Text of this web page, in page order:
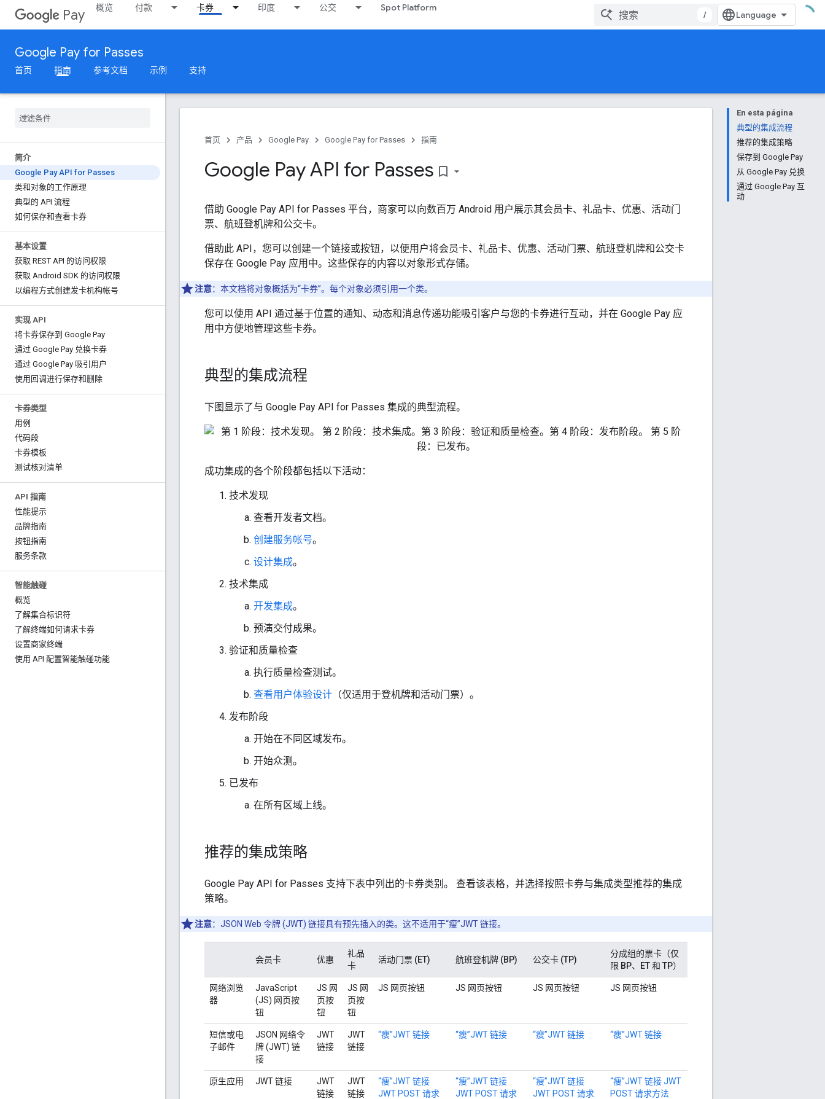
Pay 概览 付款 卡券 印度 公交 Spot Platform
/
Google Pay for Passes
首页 指南 参考文档 示例 支持
简介
Google Pay API for Passes
类和对象的工作原理
典型的 API 流程
如何保存和查看卡券
基本设置
获取 REST API 的访问权限
获取 Android SDK 的访问权限
以编程方式创建发卡机构帐号
实现 API
将卡券保存到 Google Pay
通过 Google Pay 兑换卡券
通过 Google Pay 吸引用户
使用回调进行保存和删除
卡券类型
用例
代码段
卡券模板
测试核对清单
API 指南
性能提示
品牌指南
按钮指南
服务条款
智能触碰
概览
了解集合标识符
了解终端如何请求卡券
设置商家终端
使用 API 配置智能触碰功能
En esta página
典型的集成流程
推荐的集成策略
保存到 Google Pay
从 Google Pay 兑换
通过 Google Pay 互
动
首页 产品 Google Pay Google Pay for Passes 指南
Google Pay API for Passes bookmark_border
借助 Google Pay API for Passes 平台，商家可以向数百万 Android 用户展示其会员卡、礼品卡、优惠、活动门
票、航班登机牌和公交卡。
借助此 API，您可以创建一个链接或按钮，以便用户将会员卡、礼品卡、优惠、活动门票、航班登机牌和公交卡
保存在 Google Pay 应用中。这些保存的内容以对象形式存储。
注意：本文档将对象概括为“卡券”。每个对象必须引用一个类。
您可以使用 API 通过基于位置的通知、动态和消息传递功能吸引客户与您的卡券进行互动，并在 Google Pay 应
用中方便地管理这些卡券。
典型的集成流程
下图显示了与 Google Pay API for Passes 集成的典型流程。
成功集成的各个阶段都包括以下活动：
技术发现
查看开发者文档。
创建服务帐号。
设计集成。
技术集成
开发集成。
预演交付成果。
验证和质量检查
执行质量检查测试。
查看用户体验设计 （仅适用于登机牌和活动门票）。
发布阶段
开始在不同区域发布。
开始众测。
已发布
在所有区域上线。
推荐的集成策略
Google Pay API for Passes 支持下表中列出的卡券类别。 查看该表格，并选择按照卡券与集成类型推荐的集成
策略。
注意：JSON Web 令牌 (JWT) 链接具有预先插入的类。这不适用于“瘦”JWT 链接。
会员卡 优惠
礼品
卡
活动门票 (ET) 航班登机牌 (BP) 公交卡 (TP)
分成组的票卡（仅
限 BP、ET 和 TP）
网络浏览
器
JavaScript
(JS) 网页按
钮
JS 网
页按
钮
JS 网
页按
钮
JS 网页按钮 JS 网页按钮 JS 网页按钮 JS 网页按钮
短信或电
子邮件
JSON 网络令
牌 (JWT) 链
接
JWT
链接
JWT
链接
“瘦”JWT 链接 “瘦”JWT 链接 “瘦”JWT 链接 “瘦”JWT 链接
原生应用 JWT 链接
JWT
链接
JWT
链接
“瘦”JWT 链接
JWT POST 请求
“瘦”JWT 链接
JWT POST 请求
“瘦”JWT 链接
JWT POST 请求
“瘦”JWT 链接JWT
POST 请求方法